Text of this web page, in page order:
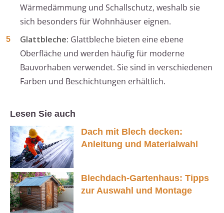
Wärmedämmung und Schallschutz, weshalb sie
sich besonders für Wohnhäuser eignen.
Glattbleche: Glattbleche bieten eine ebene
Oberfläche und werden häufig für moderne
Bauvorhaben verwendet. Sie sind in verschiedenen
Farben und Beschichtungen erhältlich.
Lesen Sie auch
Dach mit Blech decken:
Anleitung und Materialwahl
Blechdach-Gartenhaus: Tipps
zur Auswahl und Montage